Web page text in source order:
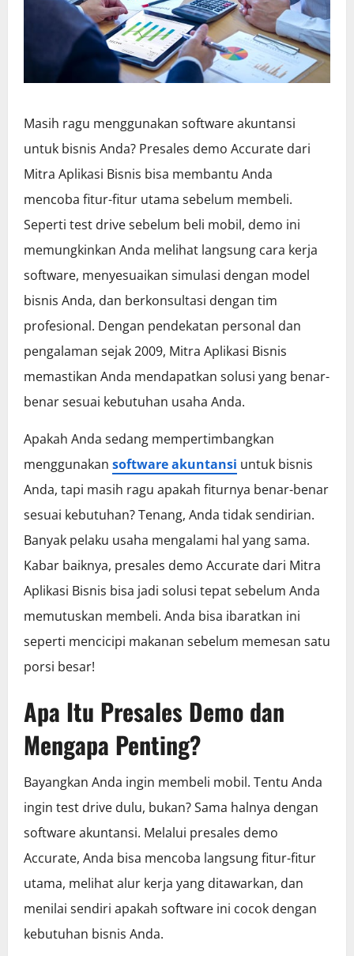
Masih ragu menggunakan software akuntansi
untuk bisnis Anda? Presales demo Accurate dari
Mitra Aplikasi Bisnis bisa membantu Anda
mencoba fitur-fitur utama sebelum membeli.
Seperti test drive sebelum beli mobil, demo ini
memungkinkan Anda melihat langsung cara kerja
software, menyesuaikan simulasi dengan model
bisnis Anda, dan berkonsultasi dengan tim
profesional. Dengan pendekatan personal dan
pengalaman sejak 2009, Mitra Aplikasi Bisnis
memastikan Anda mendapatkan solusi yang benar-
benar sesuai kebutuhan usaha Anda.
Apakah Anda sedang mempertimbangkan
menggunakan software akuntansi untuk bisnis
Anda, tapi masih ragu apakah fiturnya benar-benar
sesuai kebutuhan? Tenang, Anda tidak sendirian.
Banyak pelaku usaha mengalami hal yang sama.
Kabar baiknya, presales demo Accurate dari Mitra
Aplikasi Bisnis bisa jadi solusi tepat sebelum Anda
memutuskan membeli. Anda bisa ibaratkan ini
seperti mencicipi makanan sebelum memesan satu
porsi besar!
Apa Itu Presales Demo dan
Mengapa Penting?
Bayangkan Anda ingin membeli mobil. Tentu Anda
ingin test drive dulu, bukan? Sama halnya dengan
software akuntansi. Melalui presales demo
Accurate, Anda bisa mencoba langsung fitur-fitur
utama, melihat alur kerja yang ditawarkan, dan
menilai sendiri apakah software ini cocok dengan
kebutuhan bisnis Anda.